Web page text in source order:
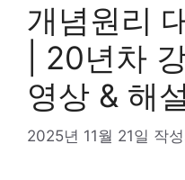
개념원리
| 20년차
영상 & 해
2025년 11월 21일 작